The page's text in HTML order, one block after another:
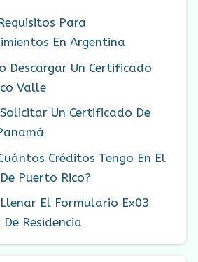
Para
En Argentina
Descargar Un Certificado
Valle
Un Certificado De
Créditos Tengo En El
Puerto Rico?
El Formulario Ex03
Residencia